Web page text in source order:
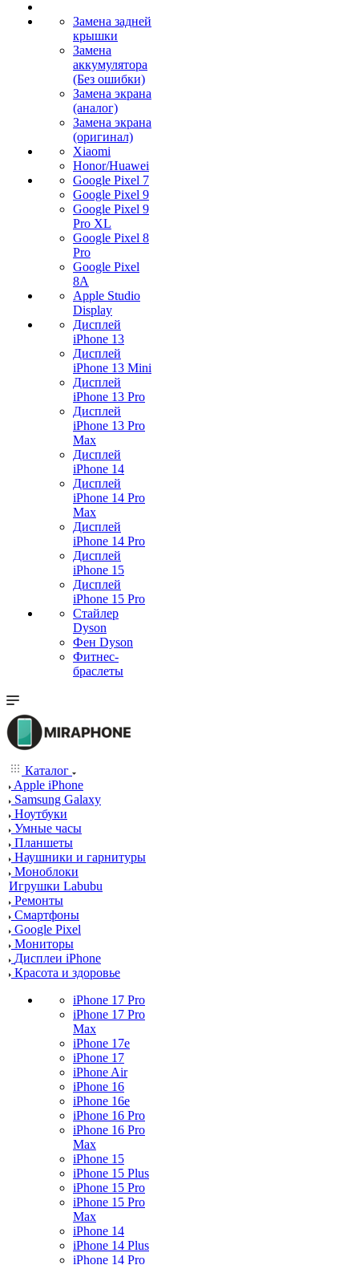
Замена задней
крышки
Замена
аккумулятора
(Без ошибки)
Замена экрана
(аналог)
Замена экрана
(оригинал)
Xiaomi
Honor/Huawei
Google Pixel 7
Google Pixel 9
Google Pixel 9
Pro XL
Google Pixel 8
Pro
Google Pixel
8A
Apple Studio
Display
Дисплей
iPhone 13
Дисплей
iPhone 13 Mini
Дисплей
iPhone 13 Pro
Дисплей
iPhone 13 Pro
Max
Дисплей
iPhone 14
Дисплей
iPhone 14 Pro
Max
Дисплей
iPhone 14 Pro
Дисплей
iPhone 15
Дисплей
iPhone 15 Pro
Стайлер
Dyson
Фен Dyson
Фитнес-
браслеты
Каталог
Apple iPhone
Samsung Galaxy
Ноутбуки
Умные часы
Планшеты
Наушники и гарнитуры
Моноблоки
Игрушки Labubu
Ремонты
Смартфоны
Google Pixel
Мониторы
Дисплеи iPhone
Красота и здоровье
iPhone 17 Pro
iPhone 17 Pro
Max
iPhone 17e
iPhone 17
iPhone Air
iPhone 16
iPhone 16e
iPhone 16 Pro
iPhone 16 Pro
Max
iPhone 15
iPhone 15 Plus
iPhone 15 Pro
iPhone 15 Pro
Max
iPhone 14
iPhone 14 Plus
iPhone 14 Pro